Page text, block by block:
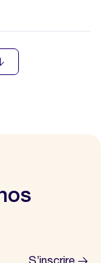
S’inscrire